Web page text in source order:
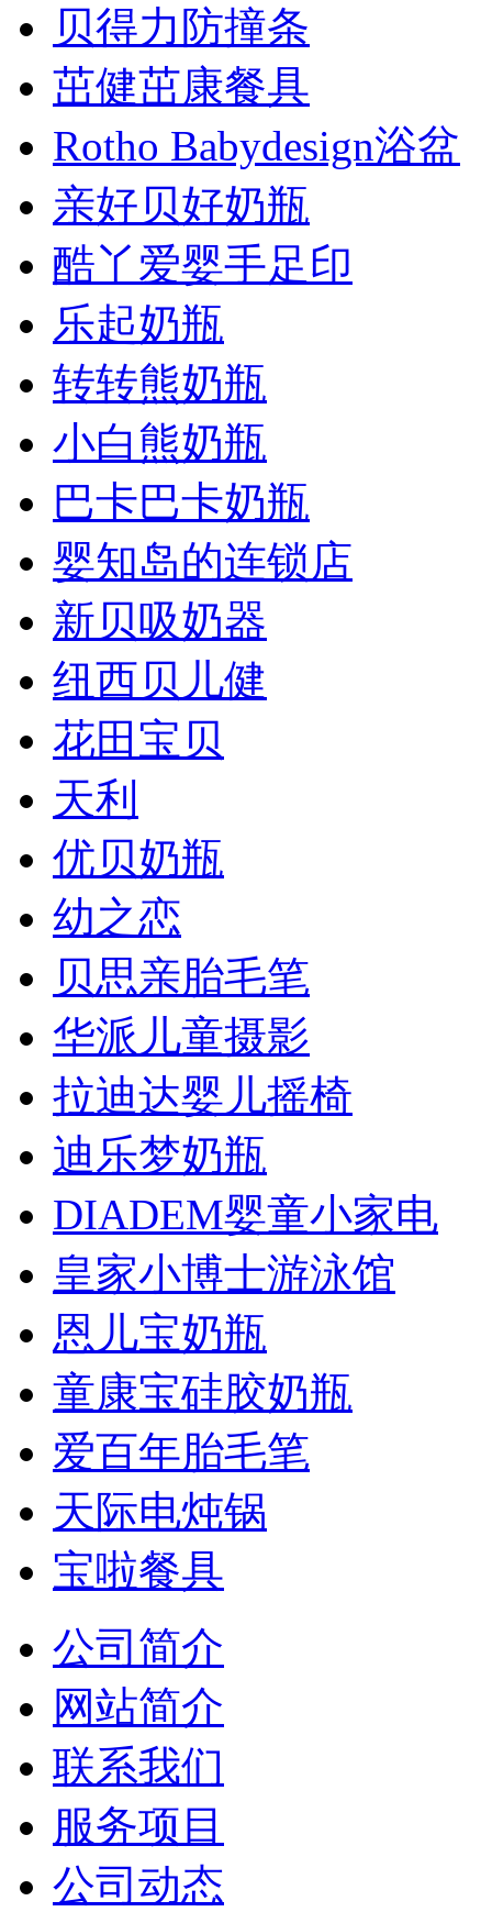
贝得力防撞条
茁健茁康餐具
Rotho Babydesign浴盆
亲好贝好奶瓶
酷丫爱婴手足印
乐起奶瓶
转转熊奶瓶
小白熊奶瓶
巴卡巴卡奶瓶
婴知岛的连锁店
新贝吸奶器
纽西贝儿健
花田宝贝
天利
优贝奶瓶
幼之恋
贝思亲胎毛笔
华派儿童摄影
拉迪达婴儿摇椅
迪乐梦奶瓶
DIADEM婴童小家电
皇家小博士游泳馆
恩儿宝奶瓶
童康宝硅胶奶瓶
爱百年胎毛笔
天际电炖锅
宝啦餐具
公司简介
网站简介
联系我们
服务项目
公司动态